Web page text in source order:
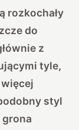
rozkochały
do
z
tyle,
styl